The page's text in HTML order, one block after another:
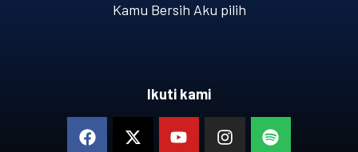
Kamu Bersih Aku pilih
Ikuti kami